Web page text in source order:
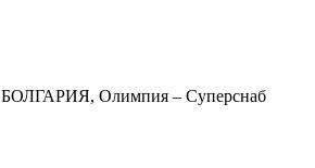
БОЛГАРИЯ, Олимпия – Суперснаб